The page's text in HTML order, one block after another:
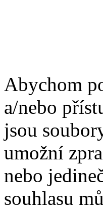
Abychom
a/nebo
jsou
umožní
nebo
souhlasu